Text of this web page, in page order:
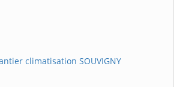
climatisation SOUVIGNY